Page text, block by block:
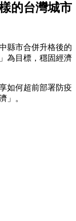
的台灣城市
縣市合併升格後的
為目標，穩固經濟
如何超前部署防疫
」。